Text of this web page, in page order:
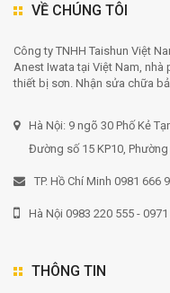
VỀ CHÚNG TÔI
Công ty TNHH Taishun Việt
Anest Iwata tại Việt Nam, nhà
thiết bị sơn. Nhận sửa chữa
Hà Nội: 9 ngõ 30 Phố Kẻ
Đường số 15 KP10,
TP. Hồ Chí Minh 0981 666
Hà Nội 0983 220 555 -
THÔNG TIN